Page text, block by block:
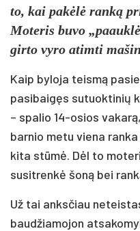
to, kai pakėlė ranką
Moteris buvo
girto vyro atimti
Kaip byloja teismą
pasibaigęs sutuoktinių
– spalio 14-osios
barnio metu viena
kita stūmė. Dėl to
susitrenkė šoną bei
Už tai anksčiau
baudžiamojon